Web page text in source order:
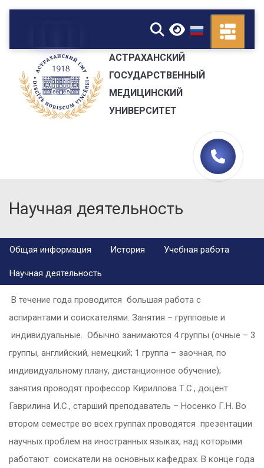
▼
АСТРАХАНСКИЙ
ГОСУДАРСТВЕННЫЙ
МЕДИЦИНСКИЙ
УНИВЕРСИТЕТ
Научная деятельность
Общая информация История Учебная работа
Научная деятельность
В течение года проводится большая работа с
аспирантами и соискателями. Занятия – групповые и
индивидуальные. Обычно занимаются 4 группы (очные – 3
группы, английский, немецкий; 1 группа – заочная, по
индивидуальному плану, дистанционное обучение);
занятия проводят профессор Кириллова Т.С., доцент
Гаврилина И.С., старший преподаватель – Носенко Г.Н. Во
втором семестре во всех группах проводятся презентации
научных проблем на иностранных языках, над которыми
работают соискатели на основных кафедрах. В конце года